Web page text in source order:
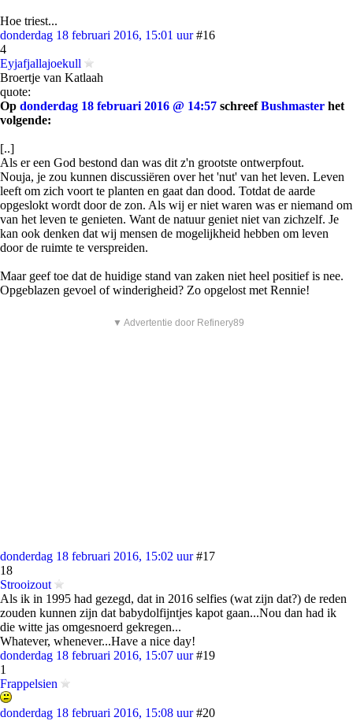
Hoe triest...
donderdag 18 februari 2016, 15:01 uur #16
4
Eyjafjallajoekull
Broertje van Katlaah
quote:
Op donderdag 18 februari 2016 @ 14:57 schreefBushmaster het
volgende:
[..]
Als er een God bestond dan was dit z'n grootste ontwerpfout.
Nouja, je zou kunnen discussiëren over het 'nut' van het leven. Leven
leeft om zich voort te planten en gaat dan dood. Totdat de aarde
opgeslokt wordt door de zon. Als wij er niet waren was er niemand om
van het leven te genieten. Want de natuur geniet niet van zichzelf. Je
kan ook denken dat wij mensen de mogelijkheid hebben om leven
door de ruimte te verspreiden.
Maar geef toe dat de huidige stand van zaken niet heel positief is nee.
Opgeblazen gevoel of winderigheid? Zo opgelost met Rennie!
▼ Advertentie door Refinery89
donderdag 18 februari 2016, 15:02 uur #17
18
Strooizout
Als ik in 1995 had gezegd, dat in 2016 selfies (wat zijn dat?) de reden
zouden kunnen zijn dat babydolfijntjes kapot gaan...Nou dan had ik
die witte jas omgesnoerd gekregen...
Whatever, whenever...Have a nice day!
donderdag 18 februari 2016, 15:07 uur #19
1
Frappelsien
donderdag 18 februari 2016, 15:08 uur #20